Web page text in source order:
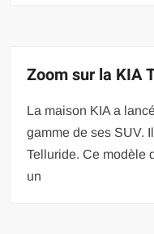
Zoom sur la KIA
La maison KIA a
gamme de ses SUV.
Telluride. Ce modèle
un